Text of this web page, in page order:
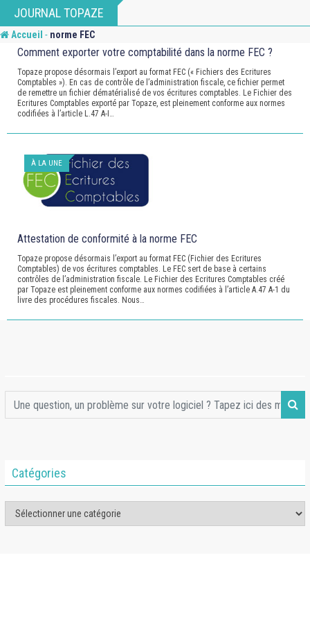
to
content
JOURNAL TOPAZE
Accueil - norme FEC
Comment exporter votre comptabilité dans la norme FEC ?
Topaze propose désormais l’export au format FEC (« Fichiers des Ecritures
Comptables »). En cas de contrôle de l’administration fiscale, ce fichier permet
de remettre un fichier dématérialisé de vos écritures comptables. Le Fichier des
Ecritures Comptables exporté par Topaze, est pleinement conforme aux normes
codifiées à l’article L.47 A-I…
À LA UNE
Attestation de conformité à la norme FEC
Topaze propose désormais l’export au format FEC (Fichier des Ecritures
Comptables) de vos écritures comptables. Le FEC sert de base à certains
contrôles de l’administration fiscale. Le Fichier des Ecritures Comptables créé
par Topaze est pleinement conforme aux normes codifiées à l’article A.47 A-1 du
livre des procédures fiscales. Nous…
Catégories
Catégories